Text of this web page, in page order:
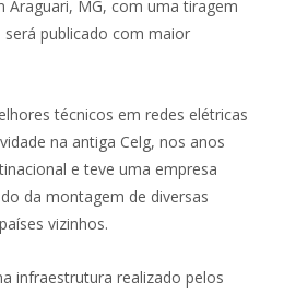
Araguari, MG, com uma tiragem
publicado com maior
técnicos em redes elétricas
na antiga Celg, nos anos
e teve uma empresa
da montagem de diversas
vizinhos.
infraestrutura realizado pelos